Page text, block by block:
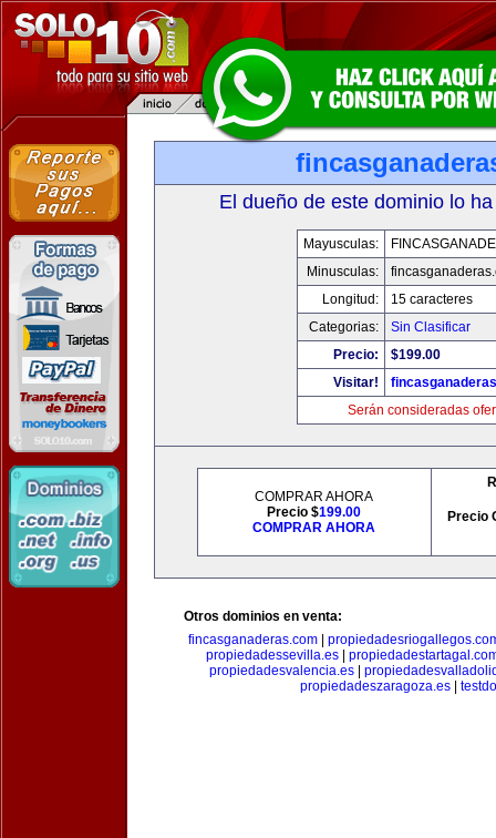
El dueño de este dominio lo
Mayusculas:
Minusculas:
Longitud:
15 caracteres
Categorias:
Sin Clasificar
Precio:
$199.00
Visitar!
Serán consideradas
COMPRAR AHORA
Precio $199.00
COMPRAR AHORA
Precio
Otros dominios en venta:
fincasganaderas.com
propiedadessevilla.es
propiedadesvalencia.es|
propiedadeszaragoza.es|